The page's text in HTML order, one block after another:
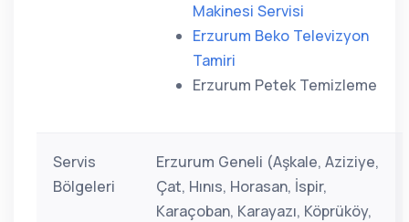
Makinesi Servisi
Erzurum Beko Televizyon
Tamiri
Erzurum Petek Temizleme
Servis
Bölgeleri
Erzurum Geneli (Aşkale, Aziziye,
Çat, Hınıs, Horasan, İspir,
Karaçoban, Karayazı, Köprüköy,